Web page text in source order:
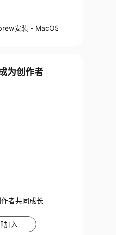
安装 - MacOS
为创作者
者共同成长
加入